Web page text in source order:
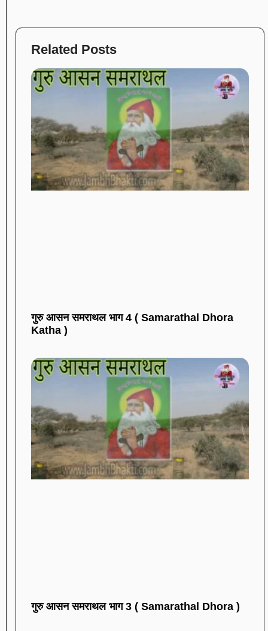
Related Posts
गुरु आसन समराथल भाग 4 ( Samarathal Dhora
Katha )
गुरु आसन समराथल भाग 3 ( Samarathal Dhora )